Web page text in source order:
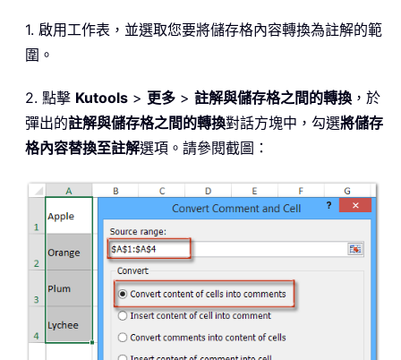
1. 啟用工作表，並選取您要將儲存格內容轉換為註解的範
圍。
2. 點擊 Kutools > 更多 > 註解與儲存格之間的轉換 ，於
彈出的註解與儲存格之間的轉換對話方塊中，勾選將儲存
格內容替換至註解選項。請參閱截圖：